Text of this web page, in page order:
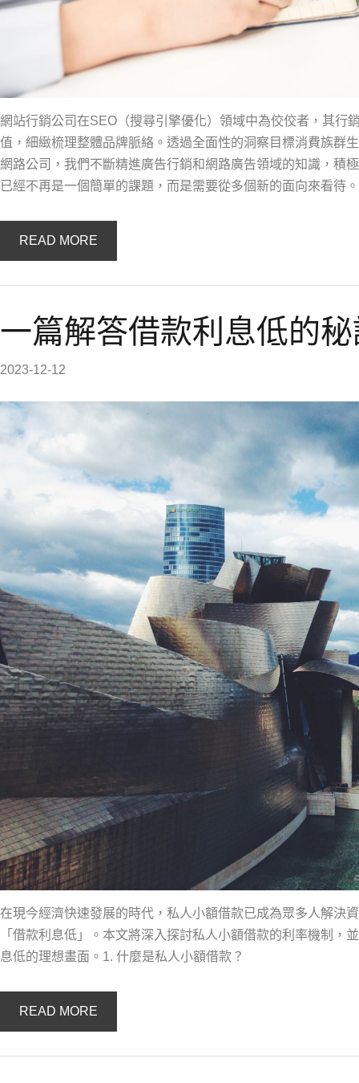
網站行銷公司在SEO（搜尋引擎優化）領域中為佼佼者，其行
值，細緻梳理整體品牌脈絡。透過全面性的洞察目標消費族群
網路公司，我們不斷精進廣告行銷和網路廣告領域的知識，積
已經不再是一個簡單的課題，而是需要從多個新的面向來看待。
READ MORE
一篇解答借款利息低的
2023-12-12
在現今經濟快速發展的時代，私人小額借款已成為眾多人解決
「借款利息低」。本文將深入探討私人小額借款的利率機制，
息低的理想畫面。1. 什麼是私人小額借款？
READ MORE